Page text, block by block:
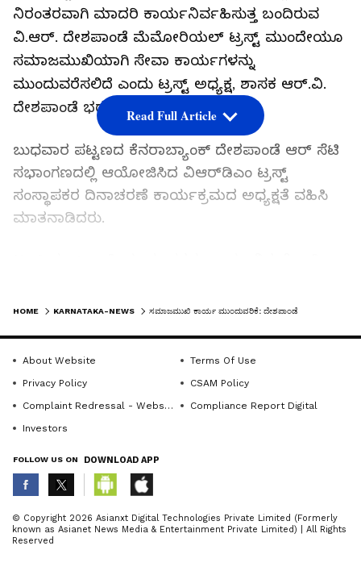
ನಿರಂತರವಾಗಿ ಮಾದರಿ ಕಾರ್ಯನಿರ್ವಹಿಸುತ್ತ ಬಂದಿರುವ
ವಿ.ಆರ್. ದೇಶಪಾಂಡೆ ಮೆಮೋರಿಯಲ್ ಟ್ರಸ್ಟ್ ಮುಂದೇಯೂ
ಸಮಾಜಮುಖಿಯಾಗಿ ಸೇವಾ ಕಾರ್ಯಗಳನ್ನು
ಮುಂದುವರೆಸಲಿದೆ ಎಂದು ಟ್ರಸ್ಟ್ ಅಧ್ಯಕ್ಷ, ಶಾಸಕ ಆರ್.ವಿ.
ದೇಶಪಾಂಡೆ ಭರವಸೆ ನೀಡಿದರು.
ಬುಧವಾರ ಪಟ್ಟಣದ ಕೆನರಾಬ್ಯಾಂಕ್ ದೇಶಪಾಂಡೆ ಆರ್ ಸೆಟಿ
ಸಭಾಂಗಣದಲ್ಲಿ ಆಯೋಜಿಸಿದ ವಿಆರ್‌ಡಿಎಂ ಟ್ರಸ್ಟ್
ಸಂಸ್ಥಾಪಕರ ದಿನಾಚರಣೆ ಕಾರ್ಯಕ್ರಮದ ಅಧ್ಯಕ್ಷತೆ ವಹಿಸಿ
ಮಾತನಾಡಿದರು.
ಗೌರವದ ಬದುಕನ್ನು ಕಟ್ಟಿಕೊಡುವಂತಹ ಕಾರ್ಯಕ್ರಮ
ಕಾರ್ಯನಿರ್ವಹಿಸುತ್ತಿರುವ ದೇಶಪಾಂಡೆ ಕೆನರಾಬ್ಯಾಂಕ್ ಆರ್
ಸೆಟಿ ಸಂಸ್ಥೆಯಲ್ಲಿ ಈವರೆಗೆ 28ಸಾವಿರಕ್ಕೂ ಹೆಚ್ಚು
ಶಿಬಿರಾರ್ಥಿಗಳಿಗೆ ಉಚಿತ ತರಬೇತಿ ಮತ್ತು ಸ್ವಾವಲಂಬಿ
ಬದುಕಿಗಾಗಿ ಸಹಕಾರ ನೀಡಲಾಗಿದೆ ಎಂದರು.
ಬೆಂಗಳೂರಿನ ಒಸಾಟ ಸಂಸ್ಥೆಯ ಸಂಸ್ಥಾಪಕ ಹಾಗೂ
ವ್ಯವಸ್ಥಾಪಕ ಧರ್ಮದರ್ಶಿ ವಾದಿರಾಜ್ ಭಟ್ ಮಾತನಾಡಿ,
ದಾನಿಗಳ ನೆರವಿನ ಆಶ್ರಯದಲ್ಲಿ ಸ್ಥಾಪನೆಯಾಗಿರುವ ತಮ್ಮ
ಒಸಾಟ ಸಂಸ್ಥೆಯು ರಾಜ್ಯದಲ್ಲಿ ಈಗಾಗಲೇ ಮೂಲಭೂತ
Read Full Article
ABOUT THE AUTHOR
K KannadaprabhaNewsNetwork
HOME KARNATAKA-NEWS ಸಮಾಜಮುಖಿ ಕಾರ್ಯ ಮುಂದುವರಿಕೆ: ದೇಶಪಾಂಡೆ
About Website
Terms Of Use
Privacy Policy
CSAM Policy
Complaint Redressal - Website
Compliance Report Digital
Investors
FOLLOW US ON DOWNLOAD APP
© Copyright 2026 Asianxt Digital Technologies Private Limited (Formerly
known as Asianet News Media & Entertainment Private Limited) | All Rights
Reserved